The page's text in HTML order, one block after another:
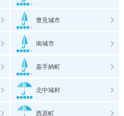
豊見城市
南城市
嘉手納町
北中城村
西原町